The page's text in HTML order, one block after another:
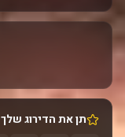
תן את הדירוג שלך